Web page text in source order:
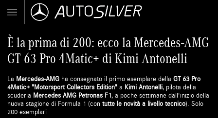
È la prima di 200: ecco la Mercedes-AMG
GT 63 Pro 4Matic+ di Kimi Antonelli
La Mercedes-AMG ha consegnato il primo esemplare dellaGT 63 Pro
4Matic+ "Motorsport Collectors Edition" a Kimi Antonelli, pilota della
scuderia Mercedes AMG Petronas F1, a poche settimane dall'inizio della
nuova stagione di Formula 1 (contutte le novità a livello tecnico).Solo
200 esemplari